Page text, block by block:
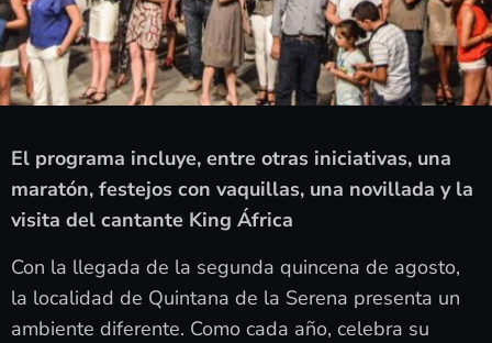
El programa incluye, entre otras iniciativas, una
maratón, festejos con vaquillas, una novillada y la
visita del cantante King África
Con la llegada de la segunda quincena de agosto,
la localidad de Quintana de la Serena presenta un
ambiente diferente. Como cada año, celebra su